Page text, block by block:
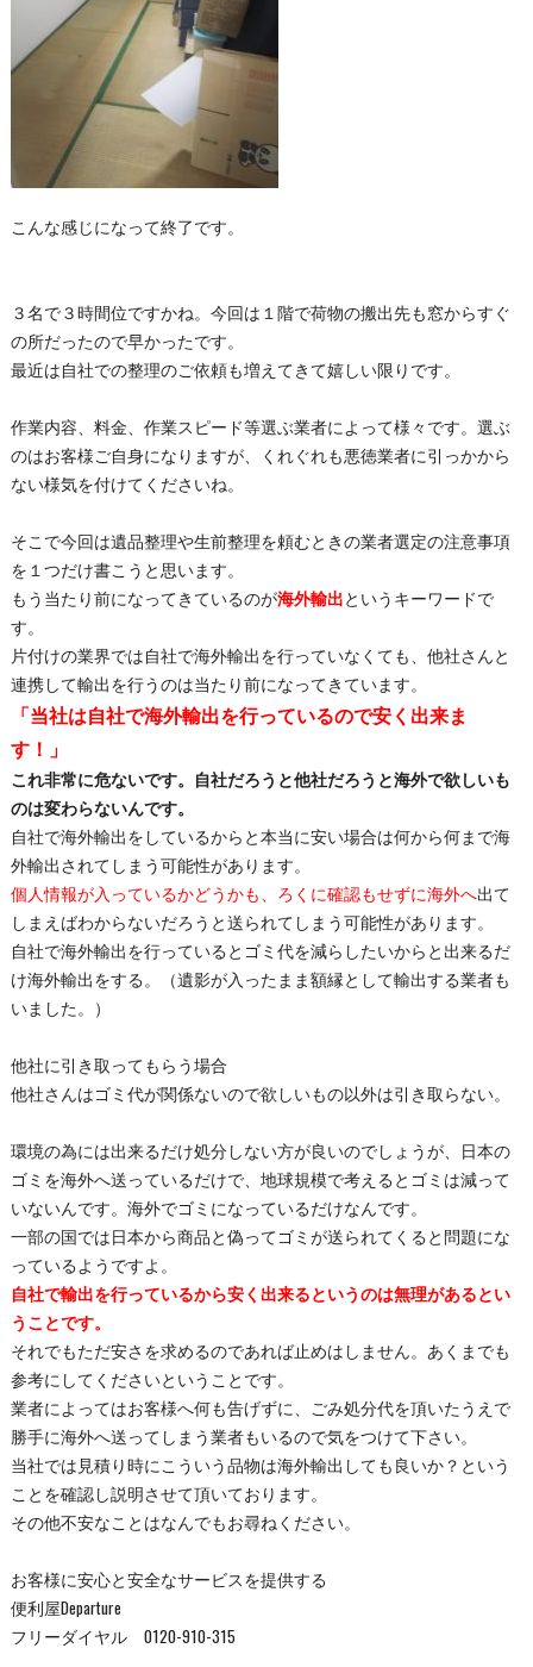
こんな感じになって終了です。
３名で３時間位ですかね。今回は１階で荷物の搬出先も窓からすぐ
の所だったので早かったです。
最近は自社での整理のご依頼も増えてきて嬉しい限りです。
作業内容、料金、作業スピード等選ぶ業者によって様々です。選ぶ
のはお客様ご自身になりますが、くれぐれも悪徳業者に引っかから
ない様気を付けてくださいね。
そこで今回は遺品整理や生前整理を頼むときの業者選定の注意事項
を１つだけ書こうと思います。
もう当たり前になってきているのが海外輸出というキーワードで
す。
片付けの業界では自社で海外輸出を行っていなくても、他社さんと
連携して輸出を行うのは当たり前になってきています。
「当社は自社で海外輸出を行っているので安く出来ま
す！」
これ非常に危ないです。自社だろうと他社だろうと海外で欲しいも
のは変わらないんです。
自社で海外輸出をしているからと本当に安い場合は何から何まで海
外輸出されてしまう可能性があります。
個人情報が入っているかどうかも、ろくに確認もせずに海外へ出て
しまえばわからないだろうと送られてしまう可能性があります。
自社で海外輸出を行っているとゴミ代を減らしたいからと出来るだ
け海外輸出をする。（遺影が入ったまま額縁として輸出する業者も
いました。）
他社に引き取ってもらう場合
他社さんはゴミ代が関係ないので欲しいもの以外は引き取らない。
環境の為には出来るだけ処分しない方が良いのでしょうが、日本の
ゴミを海外へ送っているだけで、地球規模で考えるとゴミは減って
いないんです。海外でゴミになっているだけなんです。
一部の国では日本から商品と偽ってゴミが送られてくると問題にな
っているようですよ。
自社で輸出を行っているから安く出来るというのは無理があるとい
うことです。
それでもただ安さを求めるのであれば止めはしません。あくまでも
参考にしてくださいということです。
業者によってはお客様へ何も告げずに、ごみ処分代を頂いたうえで
勝手に海外へ送ってしまう業者もいるので気をつけて下さい。
当社では見積り時にこういう品物は海外輸出しても良いか？という
ことを確認し説明させて頂いております。
その他不安なことはなんでもお尋ねください。
お客様に安心と安全なサービスを提供する
便利屋Departure
フリーダイヤル 0120-910-315